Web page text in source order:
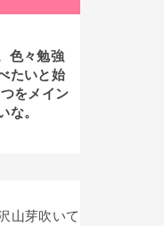
色々勉強
たいと始
をメイン
な。
山芽吹いて